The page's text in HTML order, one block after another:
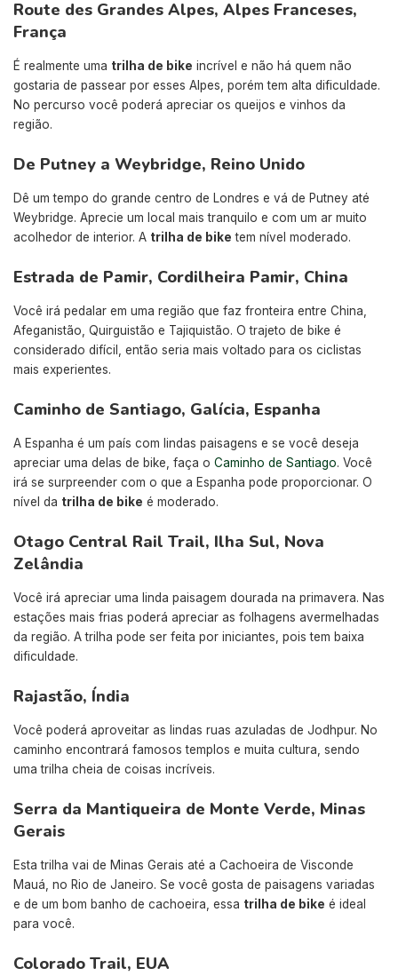
Route des Grandes Alpes, Alpes Franceses,
França
É realmente uma trilha de bike incrível e não há quem não
gostaria de passear por esses Alpes, porém tem alta dificuldade.
No percurso você poderá apreciar os queijos e vinhos da
região.
De Putney a Weybridge, Reino Unido
Dê um tempo do grande centro de Londres e vá de Putney até
Weybridge. Aprecie um local mais tranquilo e com um ar muito
acolhedor de interior. A trilha de bike tem nível moderado.
Estrada de Pamir, Cordilheira Pamir, China
Você irá pedalar em uma região que faz fronteira entre China,
Afeganistão, Quirguistão e Tajiquistão. O trajeto de bike é
considerado difícil, então seria mais voltado para os ciclistas
mais experientes.
Caminho de Santiago, Galícia, Espanha
A Espanha é um país com lindas paisagens e se você deseja
apreciar uma delas de bike, faça o Caminho de Santiago. Você
irá se surpreender com o que a Espanha pode proporcionar. O
nível da trilha de bike é moderado.
Otago Central Rail Trail, Ilha Sul, Nova
Zelândia
Você irá apreciar uma linda paisagem dourada na primavera. Nas
estações mais frias poderá apreciar as folhagens avermelhadas
da região. A trilha pode ser feita por iniciantes, pois tem baixa
dificuldade.
Rajastão, Índia
Você poderá aproveitar as lindas ruas azuladas de Jodhpur. No
caminho encontrará famosos templos e muita cultura, sendo
uma trilha cheia de coisas incríveis.
Serra da Mantiqueira de Monte Verde, Minas
Gerais
Esta trilha vai de Minas Gerais até a Cachoeira de Visconde
Mauá, no Rio de Janeiro. Se você gosta de paisagens variadas
e de um bom banho de cachoeira, essa trilha de bike é ideal
para você.
Colorado Trail, EUA